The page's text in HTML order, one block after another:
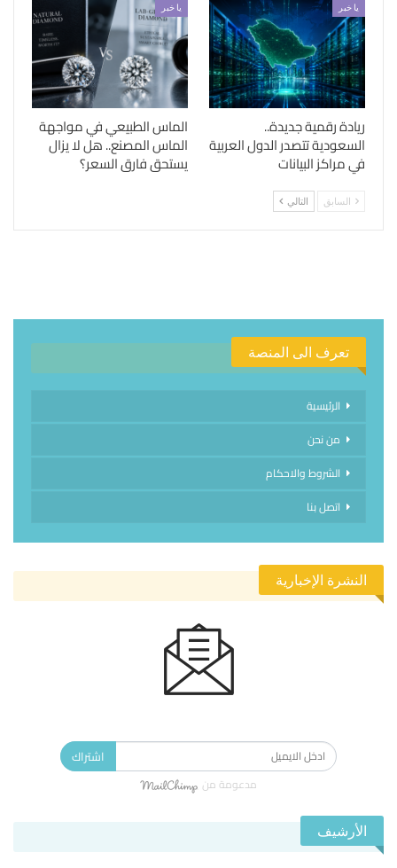
يا خبر
ريادة رقمية جديدة..
السعودية تتصدر الدول العربية
في مراكز البيانات
يا خبر
الماس الطبيعي في مواجهة
الماس المصنع.. هل لا يزال
يستحق فارق السعر؟
السابق التالي
تعرف الى المنصة
الرئيسية
من نحن
الشروط والاحكام
اتصل بنا
النشرة الإخبارية
اشتراك
مدعومة من
الأرشيف